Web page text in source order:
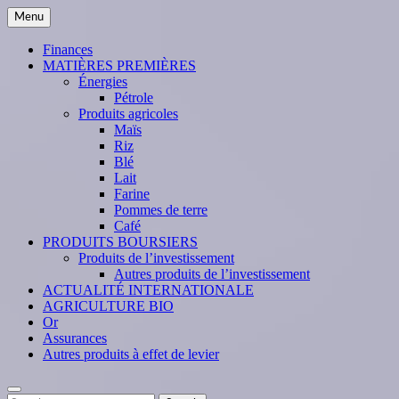
Skip
to
content
Menu
Finances
MATIÈRES PREMIÈRES
Énergies
Pétrole
Produits agricoles
Maïs
Riz
Blé
Lait
Farine
Pommes de terre
Café
PRODUITS BOURSIERS
Produits de l’investissement
Autres produits de l’investissement
ACTUALITÉ INTERNATIONALE
AGRICULTURE BIO
Or
Assurances
Autres produits à effet de levier
Search